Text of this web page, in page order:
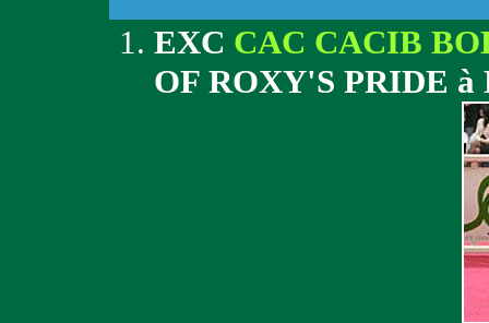
EXC CAC CACIB
OF ROXY'S PRIDE